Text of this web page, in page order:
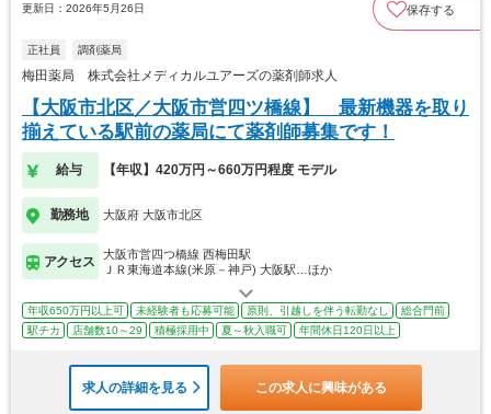
更新日：2026年5月26日 保存する
正社員 調剤薬局
梅田薬局 株式会社メディカルユアーズの薬剤師求人
【大阪市北区／大阪市営四ツ橋線】 最新機器を取り
揃えている駅前の薬局にて薬剤師募集です！
給与 【年収】420万円～660万円程度 モデル
勤務地 大阪府 大阪市北区
アクセス
大阪市営四つ橋線 西梅田駅
ＪＲ東海道本線(米原－神戸) 大阪駅…ほか
年収650万円以上可 未経験者も応募可能 原則、引越しを伴う転勤なし
総合門前
駅チカ
店舗数10～29 積極採用中 夏～秋入職可 年間休日120日以上
求人の詳細を見る この求人に興味がある